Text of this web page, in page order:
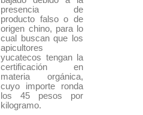
presencia de
producto falso o de
origen chino, para lo
cual buscan que los
apicultores
yucatecos tengan la
certificación en
materia orgánica,
cuyo importe ronda
los 45 pesos por
kilogramo.